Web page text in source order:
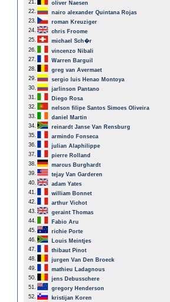
21.
oliver Naesen
22.
nairo alexander Quintana Rojas
23.
roman Kreuziger
24.
chris Froome
25.
michael Sch�r
26.
vincenzo Nibali
27.
Warren Barguil
28.
greg van Avermaet
29.
sergio luis Henao Montoya
30.
jarlinson Pantano
31.
Diego Rosa
32.
nelson filipe Santos Simoes Oliveira
33.
daniel Martin
34.
reinardt Janse Van Rensburg
35.
armindo Fonseca
36.
julian Alaphilippe
37.
pierre Rolland
38.
marcus Burghardt
39.
tejay Van Garderen
40.
adam Yates
41.
william Bonnet
42.
arthur Vichot
43.
geraint Thomas
44.
Fabio Aru
45.
richie Porte
46.
Louis Meintjes
47.
thibaut Pinot
48.
jurgen Van Den Broeck
49.
mathieu Ladagnous
50.
jens Debusschere
51.
gregory Henderson
52.
kristijan Koren